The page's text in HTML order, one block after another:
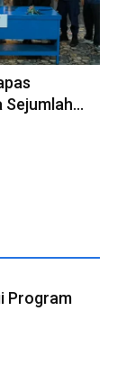
Sejumlah
Program